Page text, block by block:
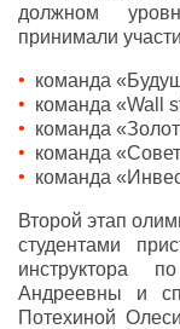
должном
принимали
команда
команда «Wall
команда
команда
команда
Второй этап
студентами
инструктора
Андреевны и
Потехиной